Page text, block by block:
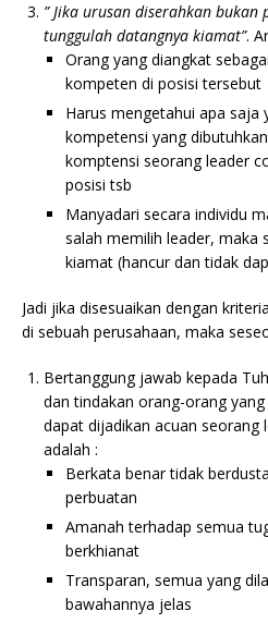
” Jika urusan diserahkan bukan
tunggulah datangnya kiamat”.
Orang yang diangkat
kompeten di posisi tersebut
Harus mengetahui apa saja
kompetensi yang
komptensi seorang leader
posisi tsb
Manyadari secara individu
salah memilih leader, maka
kiamat (hancur dan tidak
Jadi jika disesuaikan dengan
di sebuah perusahaan, maka
Bertanggung jawab kepada
dan tindakan orang-orang
dapat dijadikan acuan seorang
adalah :
Berkata benar tidak
perbuatan
Amanah terhadap semua
berkhianat
Transparan, semua yang
bawahannya jelas